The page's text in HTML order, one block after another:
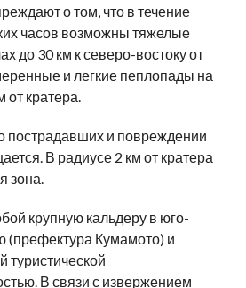
о том, что в течение
часов возможны тяжелые
до 30 км к северо-востоку от
и легкие пеплопады на
от кратера.
пострадавших и повреждении
В радиусе 2 км от кратера
зона.
крупную кальдеру в юго-
(префектура Кумамото) и
туристической
В связи с извержением